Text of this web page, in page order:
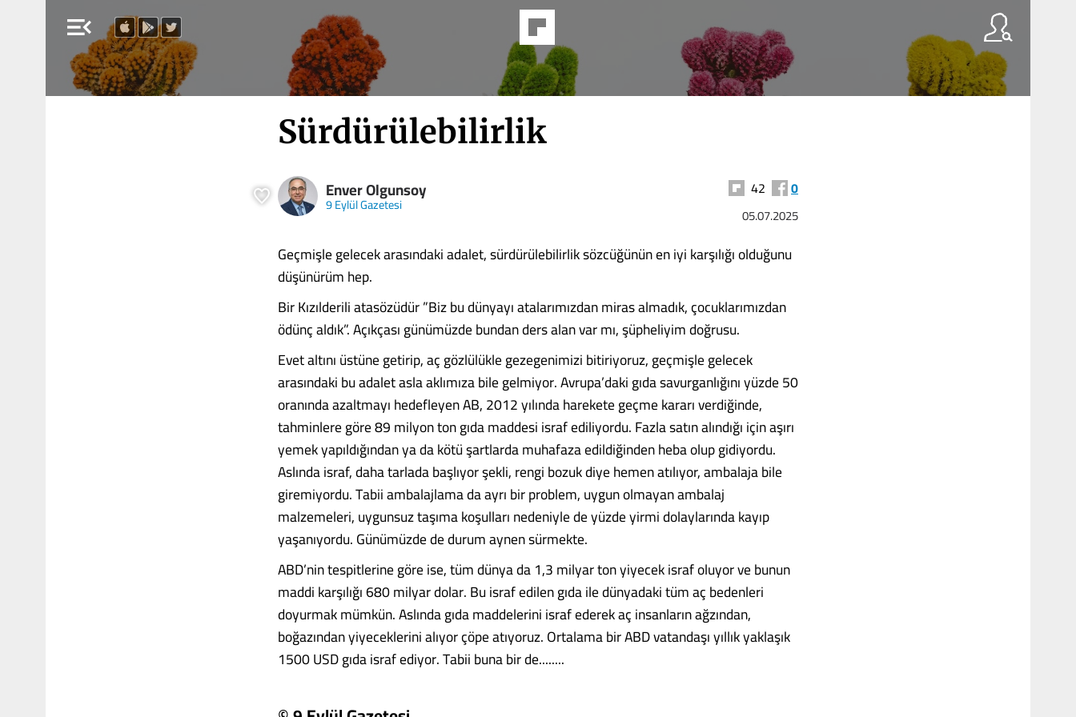
menu_open
Sürdürülebilirlik
Enver Olgunsoy
9 Eylül Gazetesi
42 0
05.07.2025
Geçmişle gelecek arasındaki adalet, sürdürülebilirlik sözcüğünün en iyi karşılığı olduğunu
düşünürüm hep.
Bir Kızılderili atasözüdür ”Biz bu dünyayı atalarımızdan miras almadık, çocuklarımızdan
ödünç aldık”. Açıkçası günümüzde bundan ders alan var mı, şüpheliyim doğrusu.
Evet altını üstüne getirip, aç gözlülükle gezegenimizi bitiriyoruz, geçmişle gelecek
arasındaki bu adalet asla aklımıza bile gelmiyor. Avrupa’daki gıda savurganlığını yüzde 50
oranında azaltmayı hedefleyen AB, 2012 yılında harekete geçme kararı verdiğinde,
tahminlere göre 89 milyon ton gıda maddesi israf ediliyordu. Fazla satın alındığı için aşırı
yemek yapıldığından ya da kötü şartlarda muhafaza edildiğinden heba olup gidiyordu.
Aslında israf, daha tarlada başlıyor şekli, rengi bozuk diye hemen atılıyor, ambalaja bile
giremiyordu. Tabii ambalajlama da ayrı bir problem, uygun olmayan ambalaj
malzemeleri, uygunsuz taşıma koşulları nedeniyle de yüzde yirmi dolaylarında kayıp
yaşanıyordu. Günümüzde de durum aynen sürmekte.
ABD’nin tespitlerine göre ise, tüm dünya da 1,3 milyar ton yiyecek israf oluyor ve bunun
maddi karşılığı 680 milyar dolar. Bu israf edilen gıda ile dünyadaki tüm aç bedenleri
doyurmak mümkün. Aslında gıda maddelerini israf ederek aç insanların ağzından,
boğazından yiyeceklerini alıyor çöpe atıyoruz. Ortalama bir ABD vatandaşı yıllık yaklaşık
1500 USD gıda israf ediyor. Tabii buna bir de........